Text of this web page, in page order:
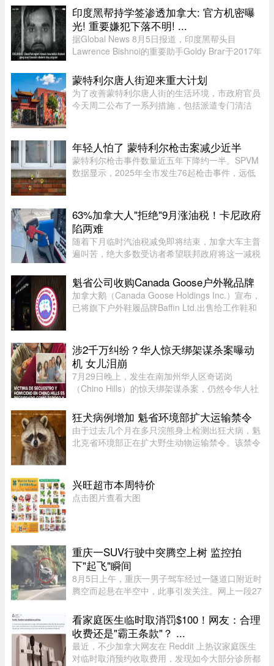
其运往 Valcartier 军事 ...
印度黑帮持学签渗透加拿大: 官方机密曝
光! 重要嫌犯下落不明! ...
据Global News 8月5日报道，印度黑帮头目
Lawrence Bishnoi的重要助手Goldy Brar于2017年
Thompson Rivers University就读。但记录显示，
目前“无法确认”他是否真的上过课。实 ...
蒙特利尔唐人街迎来重大计划
为了改善蒙特利尔唐人街的生活环境，市政府官员
今天周二公布了一系列措施，包括派遣专门清洁
示：“我们正在把承诺变成行动 ...
年轻人怕了 蒙特利尔枪击案减少近半
蒙特利尔枪击事件数量近五年下降约一半。SPVM
数据显示，2025年全市发生76起枪击事件，远低
到持枪犯罪可能面临严厉刑罚， ...
63%加拿大人"拒绝"9月涨油税！卡尼政府
陷两难
随着下月临时汽油税减免即将结束，加拿大车主普
遍叫苦，绝大多数受访者希望联邦政府将这一减税
公司进行的最新调查显示，63% 的加拿大人希望总
理卡尼（Mark Carney）将 ...
魁省公司收购Canada Goose户外靴品牌
加拿大鹅（Canada Goose Holdings Inc.）宣布，
已将旗下户外鞋履品牌Baffin Ltd.出售给工作鞋和
旨在简化运营模式，将更 ...
涉2千万纠纷？华人惊天绑架谋杀案曝动
机 女儿泪崩
7月29日晚上，发生在南加州华人区奇诺岗
（Chino Hills）的惊天绑架谋杀案，仍然令华人社
爆料，这起案件的动机似乎正在明朗。根据最新消
息显示，凶手博正峰（Zhengfeng ...
狂犬病例增加 魁省环境部扩大运输禁令
由于过去几个月在多只浣熊身上检测出狂犬病，魁
北克省环境部正在扩大野生动物运输禁令。该禁令
五起延伸至 Centre-du- ...
兴旺超市本周特价
点击图片查看大图
重庆一SUV行驶中突腾空上树 监控拍
下"起飞"瞬间
8月5日上午，重庆一男子驾车经过一隧道口附近时
腾空而起悬在半空中，此事引发关注。网上一段27
道，其前方右边是一处转弯，前端左侧是一个隧道
口，当车驶至该隧道口附近时 ...
看家庭医生临时取消罚$100！网友：合理
收费还是"霸王条款"？ ...
最近，不少加拿大网友在 Reddit 上热议家庭医生
对临时取消预约收取费用，发现如今大部分诊所都